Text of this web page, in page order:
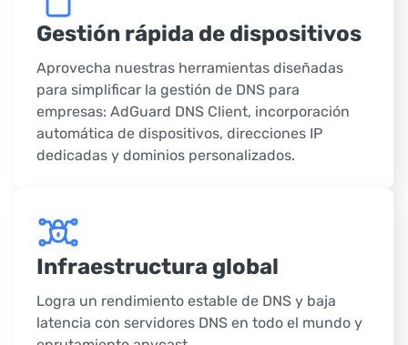
Gestión rápida de dispositivos
Aprovecha nuestras herramientas diseñadas
para simplificar la gestión de DNS para
empresas: AdGuard DNS Client, incorporación
automática de dispositivos, direcciones IP
dedicadas y dominios personalizados.
Infraestructura global
Logra un rendimiento estable de DNS y baja
latencia con servidores DNS en todo el mundo y